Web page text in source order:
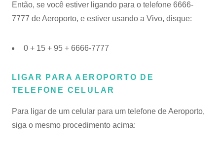
Então, se você estiver ligando para o telefone 6666-
7777 de Aeroporto, e estiver usando a Vivo, disque:
0 + 15 + 95 + 6666-7777
LIGAR PARA AEROPORTO DE
TELEFONE CELULAR
Para ligar de um celular para um telefone de Aeroporto,
siga o mesmo procedimento acima: